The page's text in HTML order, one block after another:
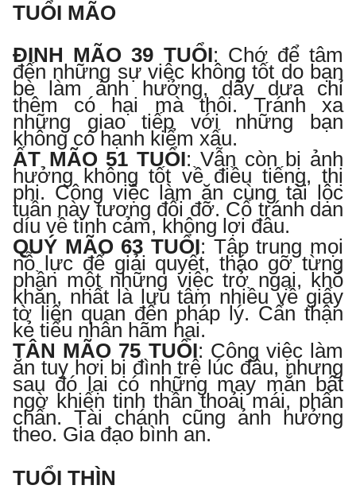
TUỔI MÃO
ĐINH MÃO 39 TUỔI: Chớ để tâm
đến những sự việc không tốt do bạn
bè làm ảnh hưởng, dây dưa chỉ
thêm có hại mà thôi. Tránh xa
những giao tiếp với những bạn
không có hạnh kiểm xấu.
ẤT MÃO 51 TUỔI: Vẫn còn bị ảnh
hưởng không tốt về điều tiếng, thị
phi. Công việc làm ăn cùng tài lộc
tuần này tương đối đỡ. Cố tránh dan
díu về tình cảm, không lợi đâu.
QUÝ MÃO 63 TUỔI: Tập trung mọi
nỗ lực để giải quyết, tháo gỡ từng
phần một những việc trở ngại, khó
khăn, nhất là lưu tâm nhiều về giấy
tờ liên quan đến pháp lý. Cẩn thận
kẻ tiểu nhân hãm hại.
TÂN MÃO 75 TUỔI: Công việc làm
ăn tuy hơi bị đình trệ lúc đầu, nhưng
sau đó lại có những may mắn bất
ngờ khiến tinh thần thoải mái, phấn
chấn. Tài chánh cũng ảnh hưởng
theo. Gia đạo bình an.
TUỔI THÌN